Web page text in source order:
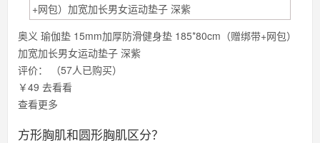
奥义 瑜伽垫 15mm加厚防滑健身垫 185*80cm（赠绑带+网包）
加宽加长男女运动垫子 深紫
评价：
（57人已购买）
￥49 去看看
查看更多
方形胸肌和圆形胸肌区分？